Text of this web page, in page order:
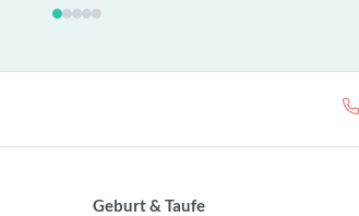
Geburt & Taufe